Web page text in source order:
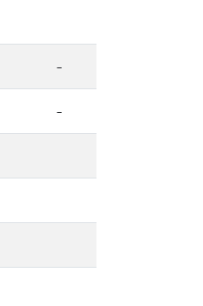
-
-